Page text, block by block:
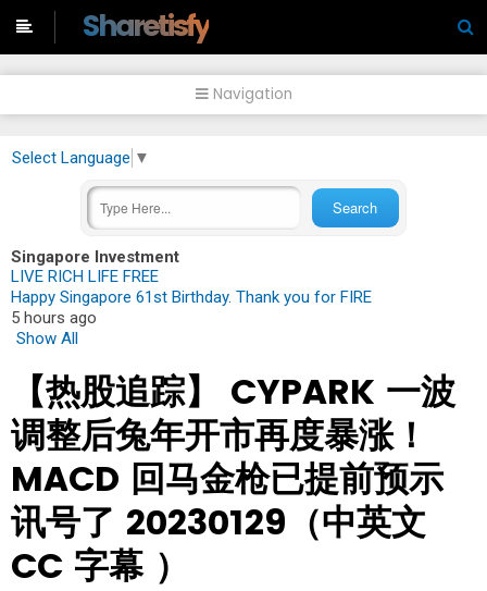
Sharetisfy
Navigation
Select Language ▼
Singapore Investment
LIVE RICH LIFE FREE
Happy Singapore 61st Birthday. Thank you for FIRE
5 hours ago
Show All
【热股追踪】 CYPARK 一波
调整后兔年开市再度暴涨！
MACD 回马金枪已提前预示
讯号了 20230129（中英文
CC 字幕 ）